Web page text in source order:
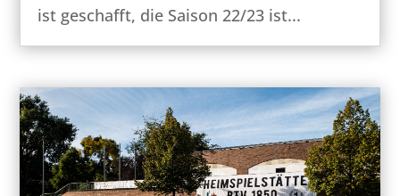
ist geschafft, die Saison 22/23 ist...